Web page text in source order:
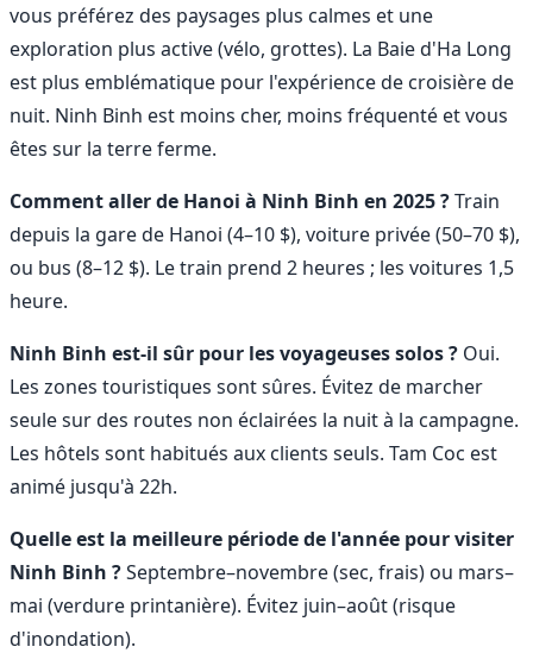
vous préférez des paysages plus calmes et une
exploration plus active (vélo, grottes). La Baie d'Ha Long
est plus emblématique pour l'expérience de croisière de
nuit. Ninh Binh est moins cher, moins fréquenté et vous
êtes sur la terre ferme.
Comment aller de Hanoi à Ninh Binh en 2025 ?Train
depuis la gare de Hanoi (4–10 $), voiture privée (50–70 $),
ou bus (8–12 $). Le train prend 2 heures ; les voitures 1,5
heure.
Ninh Binh est-il sûr pour les voyageuses solos ? Oui.
Les zones touristiques sont sûres. Évitez de marcher
seule sur des routes non éclairées la nuit à la campagne.
Les hôtels sont habitués aux clients seuls. Tam Coc est
animé jusqu'à 22h.
Quelle est la meilleure période de l'année pour visiter
Ninh Binh ?Septembre–novembre (sec, frais) ou mars–
mai (verdure printanière). Évitez juin–août (risque
d'inondation).